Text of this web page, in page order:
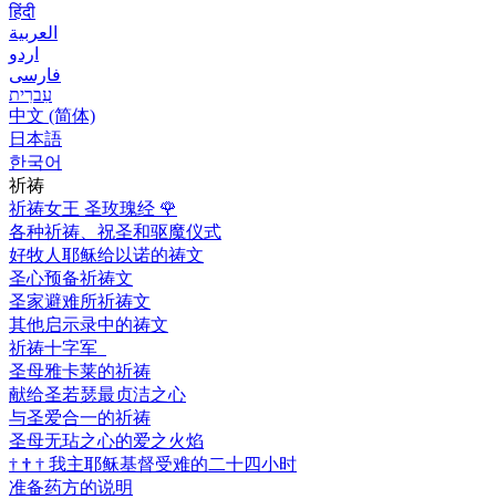
हिंदी
العربية
اردو
فارسی
עִברִית
中文 (简体)
日本語
한국어
祈祷
祈祷女王 圣玫瑰经 🌹
各种祈祷、祝圣和驱魔仪式
好牧人耶稣给以诺的祷文
圣心预备祈祷文
圣家避难所祈祷文
其他启示录中的祷文
祈祷十字军
圣母雅卡莱的祈祷
献给圣若瑟最贞洁之心
与圣爱合一的祈祷
圣母无玷之心的爱之火焰
† † † 我主耶稣基督受难的二十四小时
准备药方的说明